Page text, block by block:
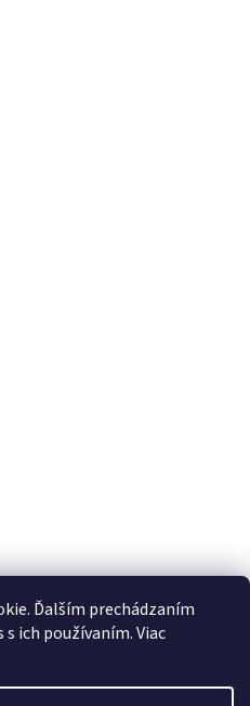
Ďalším prechádzaním
ich používaním. Viac